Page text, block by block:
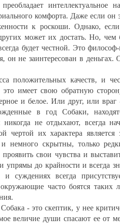
интеллектуальное
комфорта. Даже если он
к роскоши. Однако,
может их достать. Но, чем
будет честной. Это
он не заинтересован в
положительных качеств, и
имеет свою обратную
и белое. Или друг, или враг
в год Собаки,
никогда не отдыхают, всегда
чертой их характера является
немного скрытны, только
проявить свои чувства и
упрямы до крайности и всегда
суждениях всегда
часто боятся таких
- это скептик, у нее
величие души спасают ее от